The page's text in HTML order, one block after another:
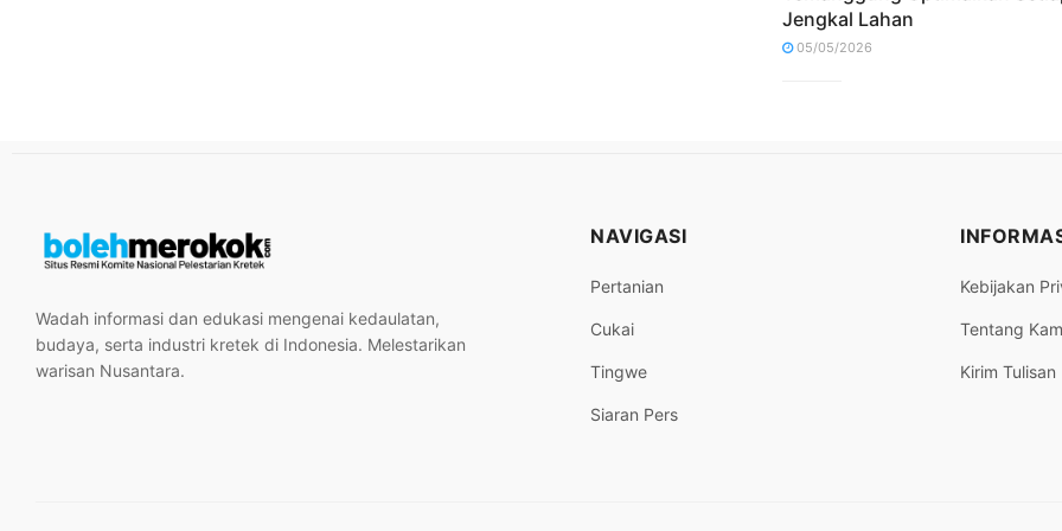
Jengkal Lahan
05/05/2026
Wadah informasi dan edukasi mengenai kedaulatan,
budaya, serta industri kretek di Indonesia. Melestarikan
warisan Nusantara.
NAVIGASI
Pertanian
Cukai
Tingwe
Siaran Pers
Kebijakan
Tentang
Kirim Tulisan